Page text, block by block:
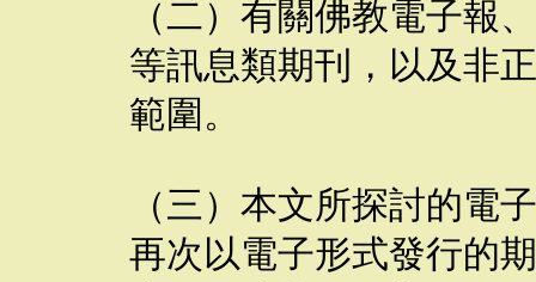
（二）有關佛教電子報
等訊息類期刊，以及非
範圍。
（三）本文所探討的電
再次以電子形式發行的